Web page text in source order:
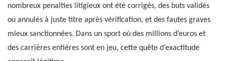
nombreux penalties litigieux ont été corrigés, des buts validés
ou annulés à juste titre après vérification, et des fautes graves
mieux sanctionnées. Dans un sport où des millions d’euros et
des carrières entières sont en jeu, cette quête d’exactitude